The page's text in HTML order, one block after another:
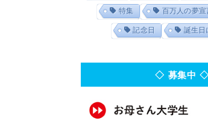
特集 百万人の夢宣
記念日 誕生日
◇ 募集中 ◇